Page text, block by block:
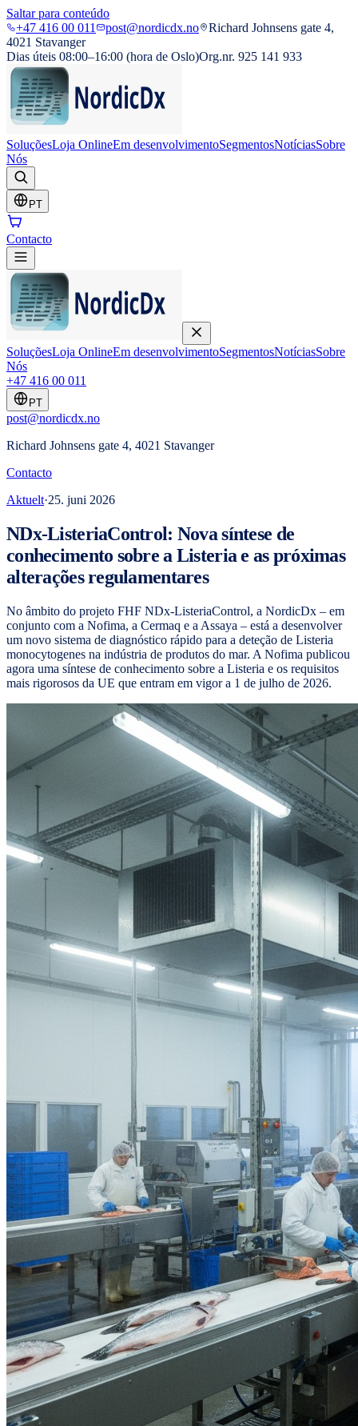
Saltar para conteúdo
+47 416 00 011
post@nordicdx.no
Richard Johnsens gate 4,
4021 Stavanger
Dias úteis 08:00–16:00 (hora de Oslo)Org.nr. 925 141 933
SoluçõesLoja OnlineEm desenvolvimentoSegmentosNotíciasSobre
Nós
PT
Contacto
SoluçõesLoja OnlineEm desenvolvimentoSegmentosNotíciasSobre
Nós
+47 416 00 011
PT
post@nordicdx.no
Richard Johnsens gate 4, 4021 Stavanger
Contacto
Aktuelt·25. juni 2026
NDx-ListeriaControl: Nova síntese de
conhecimento sobre a Listeria e as próximas
alterações regulamentares
No âmbito do projeto FHF NDx-ListeriaControl, a NordicDx – em
conjunto com a Nofima, a Cermaq e a Assaya – está a desenvolver
um novo sistema de diagnóstico rápido para a deteção de Listeria
monocytogenes na indústria de produtos do mar. A Nofima publicou
agora uma síntese de conhecimento sobre a Listeria e os requisitos
mais rigorosos da UE que entram em vigor a 1 de julho de 2026.